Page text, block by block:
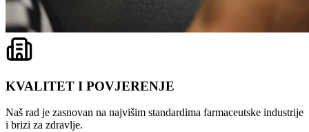
KVALITET I POVJERENJE
Naš rad je zasnovan na najvišim standardima farmaceutske industrije
i brizi za zdravlje.